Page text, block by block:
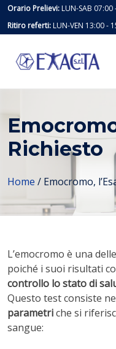
Skip
to
content
Orario Prelievi: LUN-SAB 07:00
Ritiro referti: LUN-VEN 13:00 -
Richiesto
Home / Emocromo,
L’emocromo è una
poiché i suoi risultati
controllo lo stato di
Questo test consiste
parametriche si
sangue: